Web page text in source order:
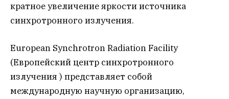
кратное увеличение яркости источника
синхротронного излучения.
European Synchrotron Radiation Facility
(Европейский центр синхротронного
излучения ) представляет собой
международную научную организацию,